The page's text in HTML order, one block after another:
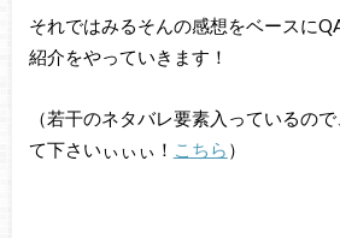
それではみるそんの感想をベースに
紹介をやっていきます！
（若干のネタバレ要素入っているの
て下さいぃぃぃ！ こちら ）